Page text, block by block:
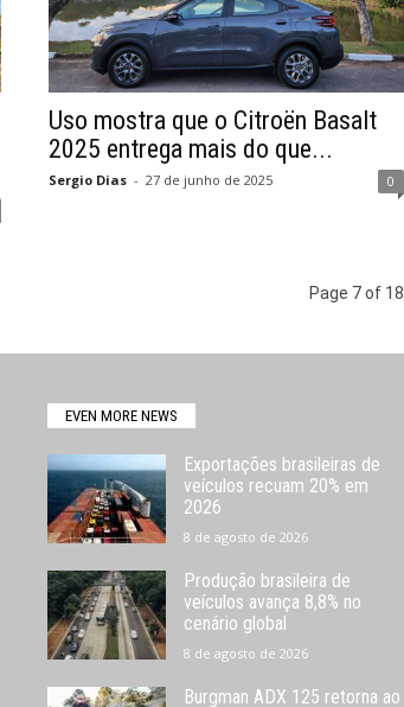
Uso mostra que o Citroën Basalt
2025 entrega mais do que...
Sergio Dias - 27 de junho de 2025 0
Page 7 of 18
EVEN MORE NEWS
Exportações brasileiras de
veículos recuam 20% em
2026
8 de agosto de 2026
Produção brasileira de
veículos avança 8,8% no
cenário global
8 de agosto de 2026
Burgman ADX 125 retorna ao